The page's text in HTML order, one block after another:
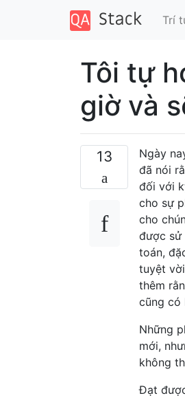
Trí
Tôi tự
giờ và
13
Ngày
đã nói
đối với
cho sự
cho
được sử
toán,
tuyệt
thêm
cũng có
Những
mới,
không
Đạt